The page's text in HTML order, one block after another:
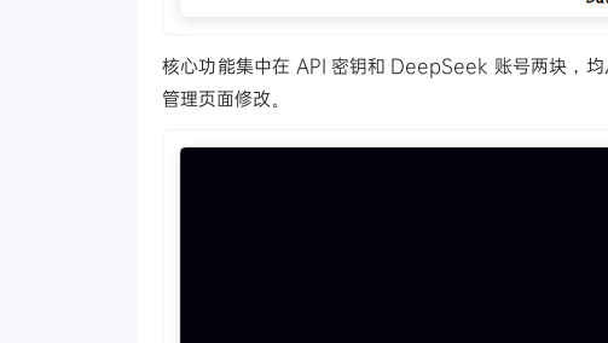
核心功能集中在 API 密钥和 DeepSeek 账号两块，
管理页面修改。